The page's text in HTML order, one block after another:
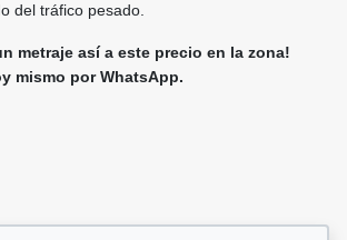
del tráfico pesado.
metraje así a este precio en la zona!
mismo por WhatsApp.